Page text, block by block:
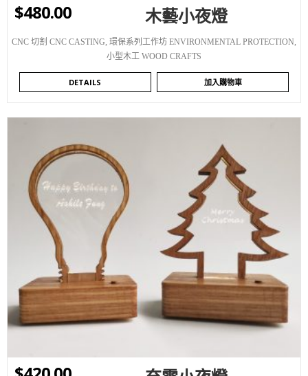
$480.00 木藝小夜燈
CNC 切割 CNC CASTING, 環保系列工作坊 ENVIRONMENTAL PROTECTION,
小型木工 WOOD CRAFTS
DETAILS 加入購物車
WISHLIST